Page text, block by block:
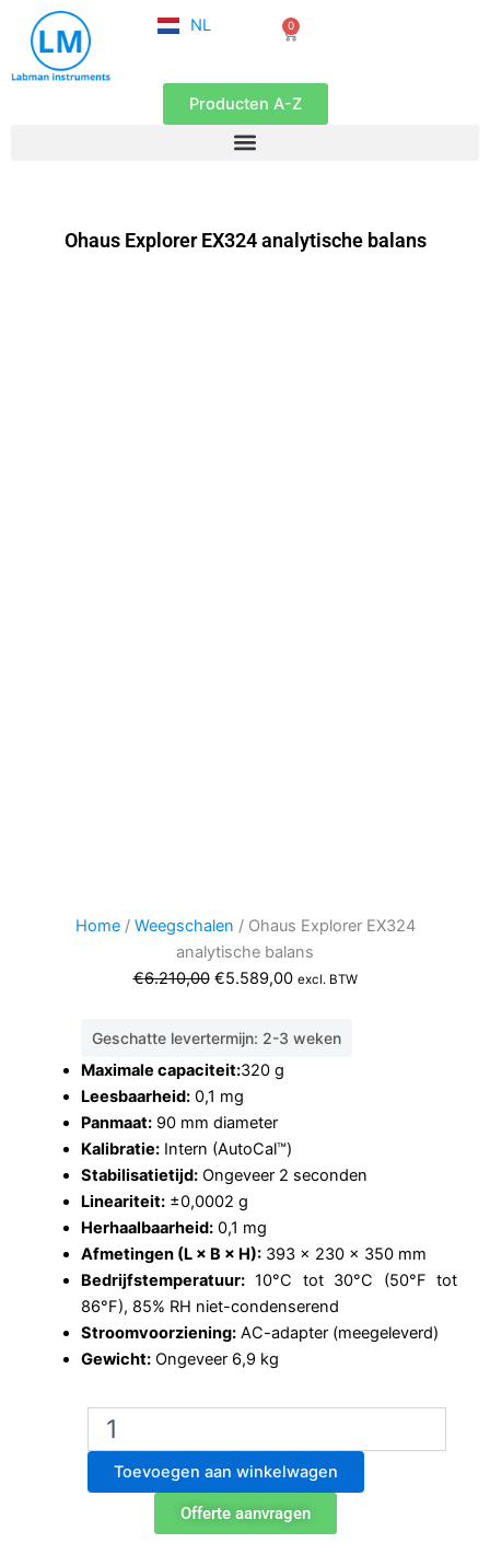
naar
NL
EN
0
Winkelwagen
Producten A-Z
Ohaus Explorer EX324 analytische balans
Home/ Weegschalen / Ohaus Explorer EX324
analytische balans
€6.210,00 Oorspronkelijke
was:
€5.589,00Huidige
excl. BTW
Geschatte levertermijn: 2-3 weken
Maximale capaciteit:320 g
Leesbaarheid: 0,1 mg
Panmaat: 90 mm diameter
Kalibratie: Intern (AutoCal™)
Stabilisatietijd: Ongeveer 2 seconden
Lineariteit: ±0,0002 g
Herhaalbaarheid: 0,1 mg
Afmetingen (L × B × H): 393 × 230 × 350 mm
Bedrijfstemperatuur: 10°C tot 30°C (50°F tot
86°F), 85% RH niet-condenserend
Stroomvoorziening: AC-adapter (meegeleverd)
Gewicht: Ongeveer 6,9 kg
Ohaus
Explorer
EX324
analytische
Toevoegen aan winkelwagen
Offerte aanvragen